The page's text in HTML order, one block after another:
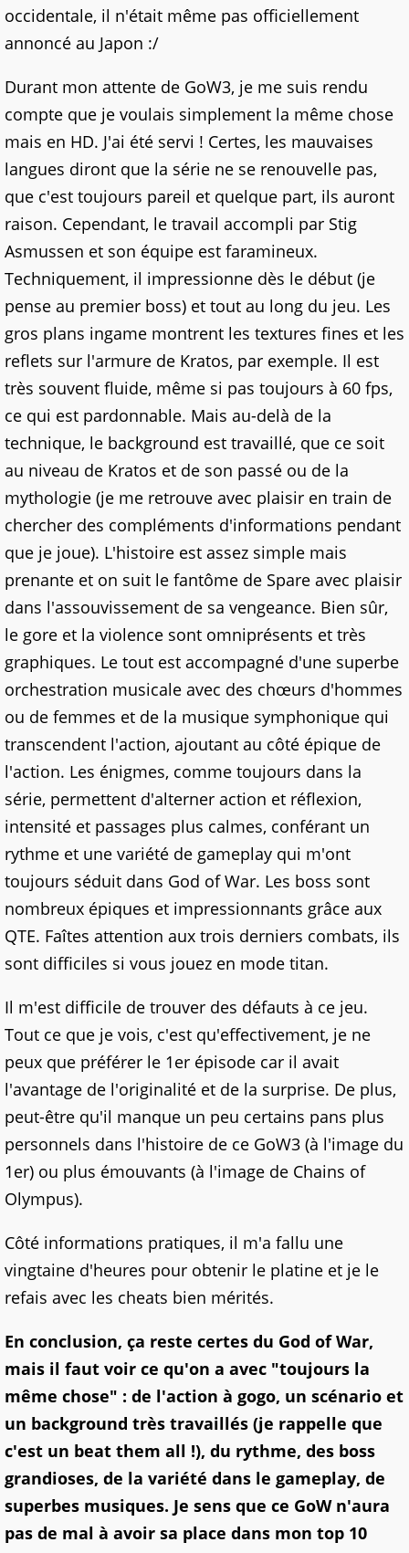
occidentale, il n'était même pas officiellement
annoncé au Japon :/
Durant mon attente de GoW3, je me suis rendu
compte que je voulais simplement la même chose
mais en HD. J'ai été servi ! Certes, les mauvaises
langues diront que la série ne se renouvelle pas,
que c'est toujours pareil et quelque part, ils auront
raison. Cependant, le travail accompli par Stig
Asmussen et son équipe est faramineux.
Techniquement, il impressionne dès le début (je
pense au premier boss) et tout au long du jeu. Les
gros plans ingame montrent les textures fines et les
reflets sur l'armure de Kratos, par exemple. Il est
très souvent fluide, même si pas toujours à 60 fps,
ce qui est pardonnable. Mais au-delà de la
technique, le background est travaillé, que ce soit
au niveau de Kratos et de son passé ou de la
mythologie (je me retrouve avec plaisir en train de
chercher des compléments d'informations pendant
que je joue). L'histoire est assez simple mais
prenante et on suit le fantôme de Spare avec plaisir
dans l'assouvissement de sa vengeance. Bien sûr,
le gore et la violence sont omniprésents et très
graphiques. Le tout est accompagné d'une superbe
orchestration musicale avec des chœurs d'hommes
ou de femmes et de la musique symphonique qui
transcendent l'action, ajoutant au côté épique de
l'action. Les énigmes, comme toujours dans la
série, permettent d'alterner action et réflexion,
intensité et passages plus calmes, conférant un
rythme et une variété de gameplay qui m'ont
toujours séduit dans God of War. Les boss sont
nombreux épiques et impressionnants grâce aux
QTE. Faîtes attention aux trois derniers combats, ils
sont difficiles si vous jouez en mode titan.
Il m'est difficile de trouver des défauts à ce jeu.
Tout ce que je vois, c'est qu'effectivement, je ne
peux que préférer le 1er épisode car il avait
l'avantage de l'originalité et de la surprise. De plus,
peut-être qu'il manque un peu certains pans plus
personnels dans l'histoire de ce GoW3 (à l'image du
1er) ou plus émouvants (à l'image de Chains of
Olympus).
Côté informations pratiques, il m'a fallu une
vingtaine d'heures pour obtenir le platine et je le
refais avec les cheats bien mérités.
En conclusion, ça reste certes du God of War,
mais il faut voir ce qu'on a avec "toujours la
même chose" : de l'action à gogo, un scénario et
un background très travaillés (je rappelle que
c'est un beat them all !), du rythme, des boss
grandioses, de la variété dans le gameplay, de
superbes musiques. Je sens que ce GoW n'aura
pas de mal à avoir sa place dans mon top 10